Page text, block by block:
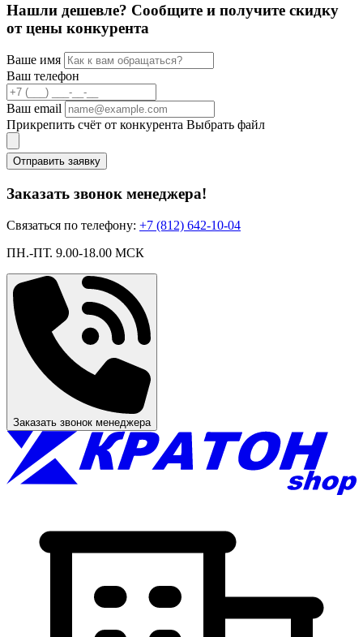
Нашли дешевле? Сообщите и получите скидку
от цены конкурента
Ваше имя
Ваш телефон
Ваш email
Прикрепить счёт от конкурента Выбрать файл
Отправить заявку
Заказать звонок менеджера!
Связаться по телефону: +7 (812) 642-10-04
ПН.-ПТ. 9.00-18.00 МСК
Заказать звонок менеджера